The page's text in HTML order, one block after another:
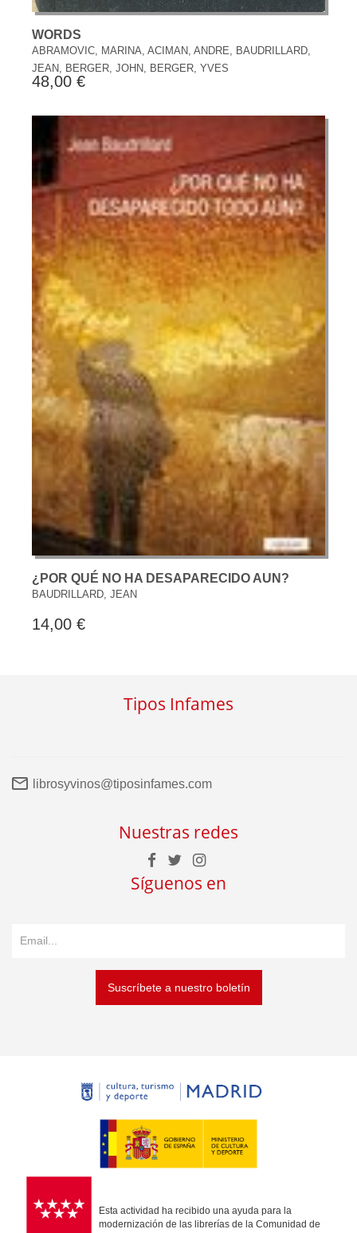
WORDS
ABRAMOVIC, MARINA, ACIMAN, ANDRE, BAUDRILLARD,
JEAN, BERGER, JOHN, BERGER, YVES
48,00 €
¿POR QUÉ NO HA DESAPARECIDO AUN?
BAUDRILLARD, JEAN
14,00 €
Tipos Infames
librosyvinos@tiposinfames.com
Nuestras redes
Síguenos en
Suscríbete a nuestro boletín
Esta actividad ha recibido una ayuda para la
modernización de las librerías de la Comunidad de